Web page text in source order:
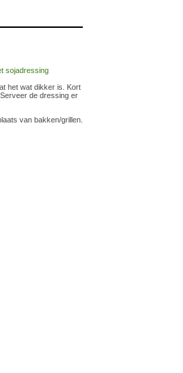
het wat dikker is. Kort
de dressing er
van bakken/grillen.